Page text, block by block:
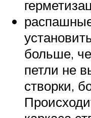
больше,
петли не
створки,